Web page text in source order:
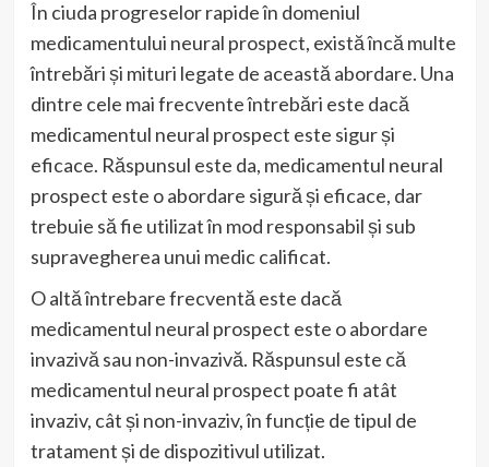
În ciuda progreselor rapide în domeniul
medicamentului neural prospect, există încă multe
întrebări și mituri legate de această abordare. Una
dintre cele mai frecvente întrebări este dacă
medicamentul neural prospect este sigur și
eficace. Răspunsul este da, medicamentul neural
prospect este o abordare sigură și eficace, dar
trebuie să fie utilizat în mod responsabil și sub
supravegherea unui medic calificat.
O altă întrebare frecventă este dacă
medicamentul neural prospect este o abordare
invazivă sau non-invazivă. Răspunsul este că
medicamentul neural prospect poate fi atât
invaziv, cât și non-invaziv, în funcție de tipul de
tratament și de dispozitivul utilizat.